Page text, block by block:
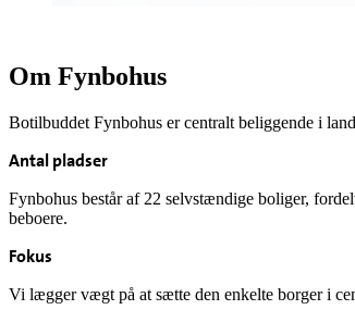
Om Fynbohus
Botilbuddet Fynbohus er centralt beliggende i
Antal pladser
Fynbohus består af 22 selvstændige boliger,
beboere.
Fokus
Vi lægger vægt på at sætte den enkelte borger i